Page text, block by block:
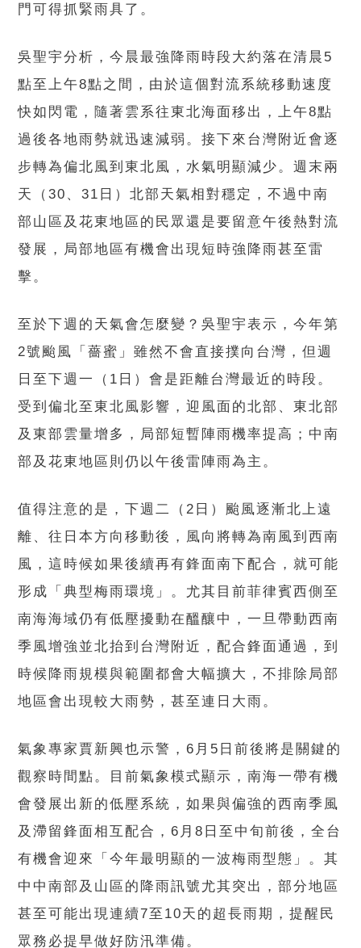
門可得抓緊雨具了。
吳聖宇分析，今晨最強降雨時段大約落在清晨5
點至上午8點之間，由於這個對流系統移動速度
快如閃電，隨著雲系往東北海面移出，上午8點
過後各地雨勢就迅速減弱。接下來台灣附近會逐
步轉為偏北風到東北風，水氣明顯減少。週末兩
天（30、31日）北部天氣相對穩定，不過中南
部山區及花東地區的民眾還是要留意午後熱對流
發展，局部地區有機會出現短時強降雨甚至雷
擊。
至於下週的天氣會怎麼變？吳聖宇表示，今年第
2號颱風「薔蜜」雖然不會直接撲向台灣，但週
日至下週一（1日）會是距離台灣最近的時段。
受到偏北至東北風影響，迎風面的北部、東北部
及東部雲量增多，局部短暫陣雨機率提高；中南
部及花東地區則仍以午後雷陣雨為主。
值得注意的是，下週二（2日）颱風逐漸北上遠
離、往日本方向移動後，風向將轉為南風到西南
風，這時候如果後續再有鋒面南下配合，就可能
形成「典型梅雨環境」。尤其目前菲律賓西側至
南海海域仍有低壓擾動在醞釀中，一旦帶動西南
季風增強並北抬到台灣附近，配合鋒面通過，到
時候降雨規模與範圍都會大幅擴大，不排除局部
地區會出現較大雨勢，甚至連日大雨。
氣象專家賈新興也示警，6月5日前後將是關鍵的
觀察時間點。目前氣象模式顯示，南海一帶有機
會發展出新的低壓系統，如果與偏強的西南季風
及滯留鋒面相互配合，6月8日至中旬前後，全台
有機會迎來「今年最明顯的一波梅雨型態」。其
中中南部及山區的降雨訊號尤其突出，部分地區
甚至可能出現連續7至10天的超長雨期，提醒民
眾務必提早做好防汛準備。